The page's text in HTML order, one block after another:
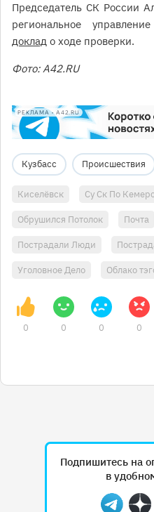
Председатель СК России
региональное
доклад о ходе проверки.
Фото: A42.RU
РЕКЛАМА • A42.RU
Кузбасс Происшествия
Киселёвск Су Ск По
Обрушился Потолок Почта
Пострадали Люди
Уголовное Дело Облако
0 0 0 0
Подпишитесь на
в